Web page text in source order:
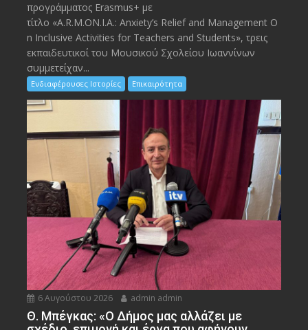
προγράμματος Erasmus+ με
τίτλο «A.R.M.ON.I.A.: Anxiety’s Relief and Management O
n Inclusive Activities for Teachers and Students», τρεις
εκπαιδευτικοί του Μουσικού Σχολείου Ιωαννίνων
συμμετείχαν...
Ενδιαφέρουσες Ιστορίες Επικαιρότητα
6 Αυγούστου 2026 admin admin
Θ. Μπέγκας: «Ο Δήμος μας αλλάζει με